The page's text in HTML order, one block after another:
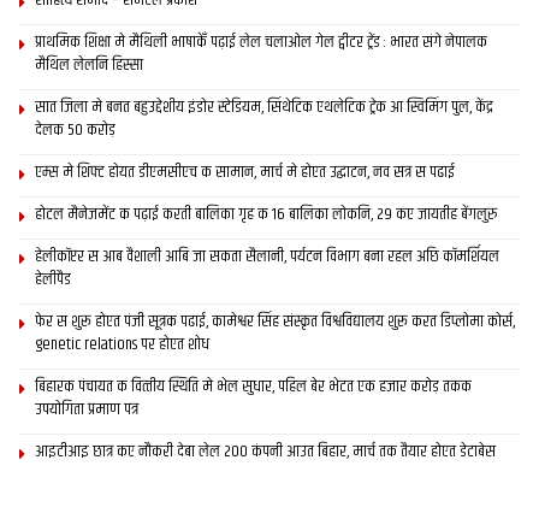
1. Shri Prashant Mallick and Shri Nishant Mallick –
Dhrupad Vocal
Shri Kaushik Kumar Mallick – Pakhawaj
Accompaniment
2. Pandit Ramashish Pathak – Pakhawaj Solo
Pathak – Pakhawaj support
3. Shri Indra Kishore Mishra – Dhrupad Vocal
Shri Arun Pathak – Pakhawaj Accompaniment
4. Pandit Umakant Gundecha & Pandit Ramakant
Gundecha (Bhopal) – Dhrupad Vocal
Shri Shri Akhilesh Gundecha – Pakhawaj
Accompaniment
प्राथमिक शि‍क्षा मे मैथि‍ली भाषाकेँ पढ़ाई लेल चलाओल गेल ट्वीटर ट्रेंड : भारत संगे नेपालक
मैथिल लेलनि हिस्सा
सात जिला मे बनत बहुउद्देशीय इंडोर स्‍टेडि‍यम, सिंथेटिक एथलेटिक ट्रेक आ स्विमिंग पुल, केंद्र
देलक 50 करोड़
एम्स मे शिफ्ट होयत डीएमसीएच क सामान, मार्च मे होएत उद्घाटन, नव सत्र स पढाई
होटल मैनेजमेंट क पढ़ाई करती बालिका गृह क 16 बालिका लोकनि, 29 कए जायतीह बेंगलुरु
हेलीकॉप्टर स आब वैशाली आबि जा सकता सैलानी, पर्यटन विभाग बना रहल अछि कॉमर्शियल
हेलीपैड
फेर स शुरू होएत पंजी सूत्रक पढाई, कामेश्वर सिंह संस्कृत विश्वविद्यालय शुरू करत डिप्लोमा कोर्स,
genetic relations पर होएत शोध
बिहारक पंचायत क वित्‍तीय स्थिति मे भेल सुधार, पहिल बेर भेटत एक हजार करोड़ तकक
उपयोगिता प्रमाण पत्र
आइटीआइ छात्र कए नौकरी देबा लेल 200 कंपनी आउत बिहार, मार्च तक तैयार होएत डेटाबेस